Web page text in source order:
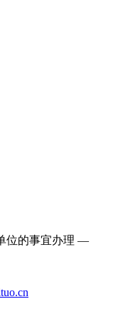
位的事宜办理 —